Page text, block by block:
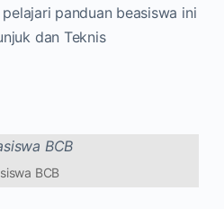
panduan beasiswa ini
dan Teknis
BCB